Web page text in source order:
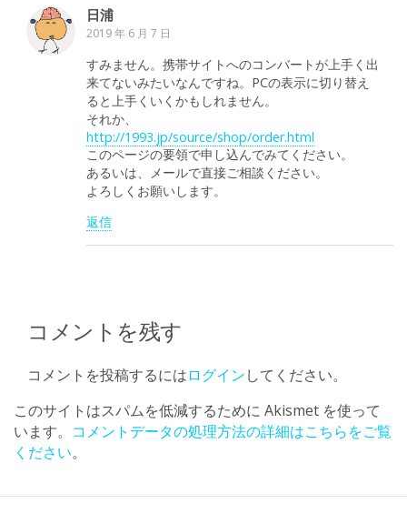
日浦
2019 年 6 月 7 日
すみません。携帯サイトへのコンバートが上手く出
来てないみたいなんですね。PCの表示に切り替え
ると上手くいくかもしれません。
それか、
http://1993.jp/source/shop/order.html
このページの要領で申し込んでみてください。
あるいは、メールで直接ご相談ください。
よろしくお願いします。
返信
コメントを残す
コメントを投稿するにはログインしてください。
このサイトはスパムを低減するために Akismet を使って
います。 コメントデータの処理方法の詳細はこちらをご覧
ください。